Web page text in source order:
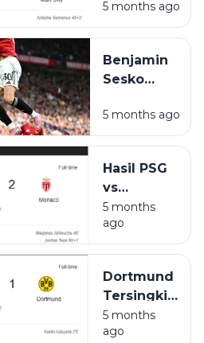
di Elland
Road,
Arsenal
dalam
5 months ago
Benjamin
Sesko
Bangku
Cadangan,
Carrick
Belum
Ubah Lini
Depan
Manchester
United
5 months ago
Hasil PSG
vs
Monaco:
Imbang 2-
2, Agregat
PSG ke
Fase
Gugur
5 months
ago
Dortmund
Tersingkir!
Atalanta
Menang 4-
5 months
ago